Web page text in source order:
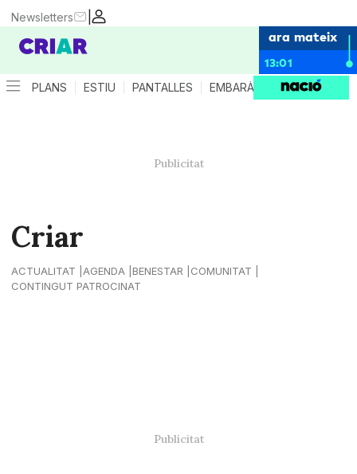
|
Newsletters
ara mateix
13:01
PLANS ESTIU PANTALLES EMBARÀS CRIANÇA
Criar
ACTUALITAT AGENDA BENESTAR
COMUNITAT
CONTINGUT PATROCINAT